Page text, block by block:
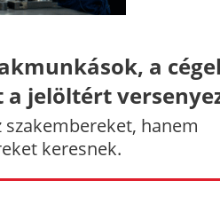
a
a jelöltért
hanem
keresnek.